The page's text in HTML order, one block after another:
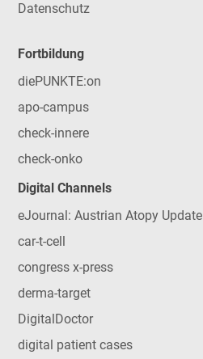
Datenschutz
Fortbildung
diePUNKTE:on
apo-campus
check-innere
check-onko
Digital Channels
eJournal: Austrian Atopy Update
car-t-cell
congress x-press
derma-target
DigitalDoctor
digital patient cases